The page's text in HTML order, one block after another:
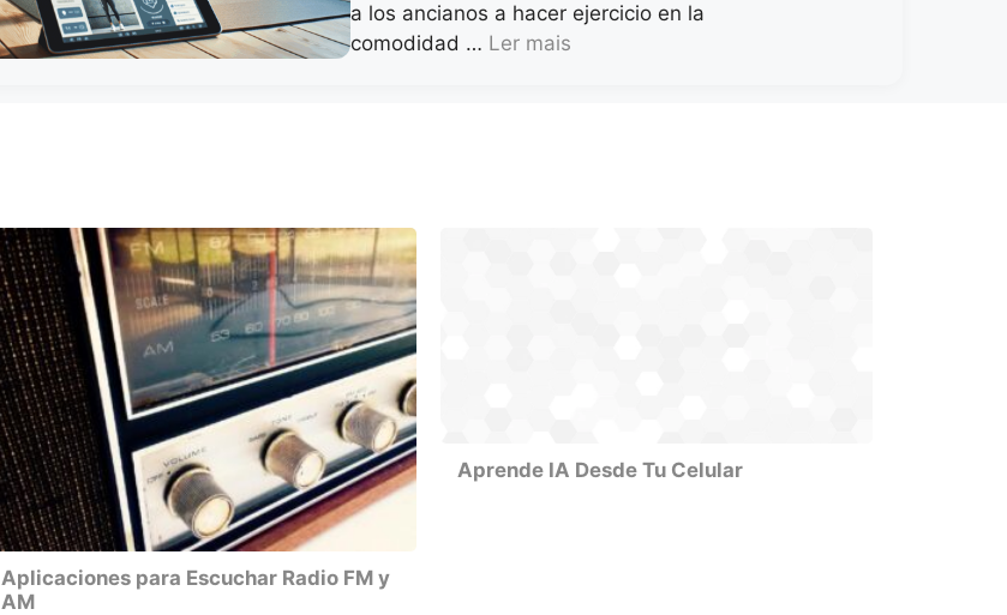
a los ancianos a hacer ejercicio en la
comodidad … Ler mais
Aplicaciones para Escuchar Radio FM y
AM
Aprende IA Desde Tu Celular